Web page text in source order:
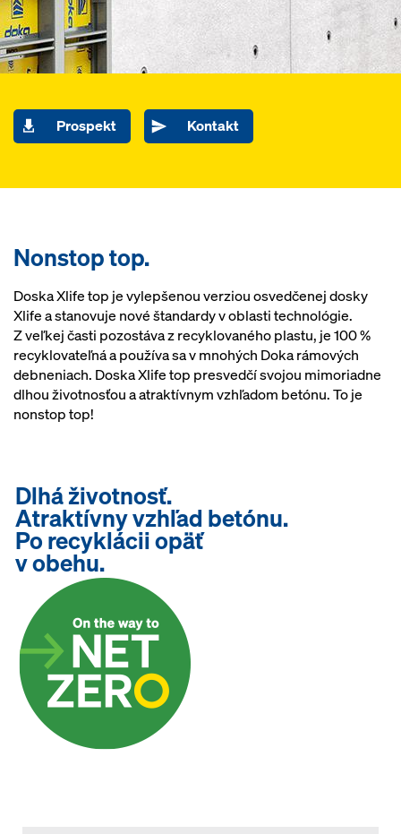
Prospekt Kontakt
Nonstop top.
Doska Xlife top je vylepšenou verziou osvedčenej dosky
Xlife a stanovuje nové štandardy v oblasti technológie.
Z veľkej časti pozostáva z recyklovaného plastu, je 100 %
recyklovateľná a používa sa v mnohých Doka rámových
debneniach. Doska Xlife top presvedčí svojou mimoriadne
dlhou životnosťou a atraktívnym vzhľadom betónu. To je
nonstop top!
Dlhá životnosť.
Atraktívny vzhľad betónu.
Po recyklácii opäť
v obehu.